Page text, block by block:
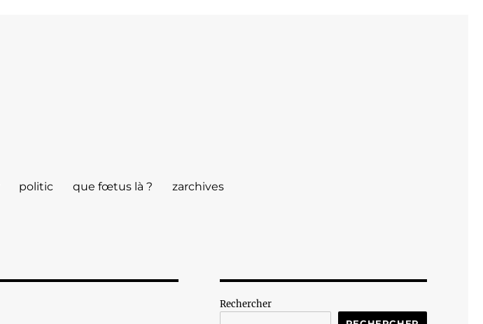
politic que fœtus là ? zarchives
Rechercher